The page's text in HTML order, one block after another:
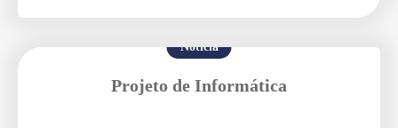
Notícia
Projeto de Informática